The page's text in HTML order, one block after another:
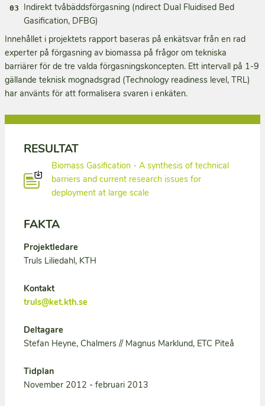
Indirekt tvåbäddsförgasning (ndirect Dual Fluidised Bed
Gasification, DFBG)
Innehållet i projektets rapport baseras på enkätsvar från en rad
experter på förgasning av biomassa på frågor om tekniska
barriärer för de tre valda förgasningskoncepten. Ett intervall på 1-9
gällande teknisk mognadsgrad (Technology readiness level, TRL)
har använts för att formalisera svaren i enkäten.
RESULTAT
Biomass Gasification - A synthesis of technical
barriers and current research issues for
deployment at large scale
FAKTA
Projektledare
Truls Liliedahl, KTH
Kontakt
truls@ket.kth.se
Deltagare
Stefan Heyne, Chalmers // Magnus Marklund, ETC Piteå
Tidplan
November 2012 - februari 2013